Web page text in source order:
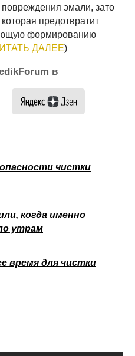
эмали, зато
предотвратит
формированию
ДАЛЕЕ)
в
чистки
когда именно
утрам
время для чистки